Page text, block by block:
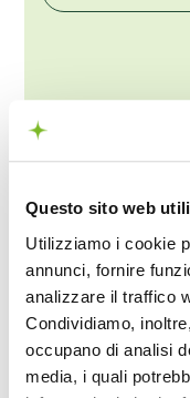
Questo sito web
Utilizziamo i cookie
annunci, fornire
analizzare il traffico
Condividiamo,
occupano di analisi
media, i quali
Viaggia in
con gli stessi
Offerta